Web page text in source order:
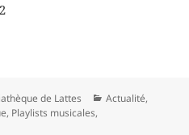
de Lattes Catégories
Actualité,
, Playlists musicales,